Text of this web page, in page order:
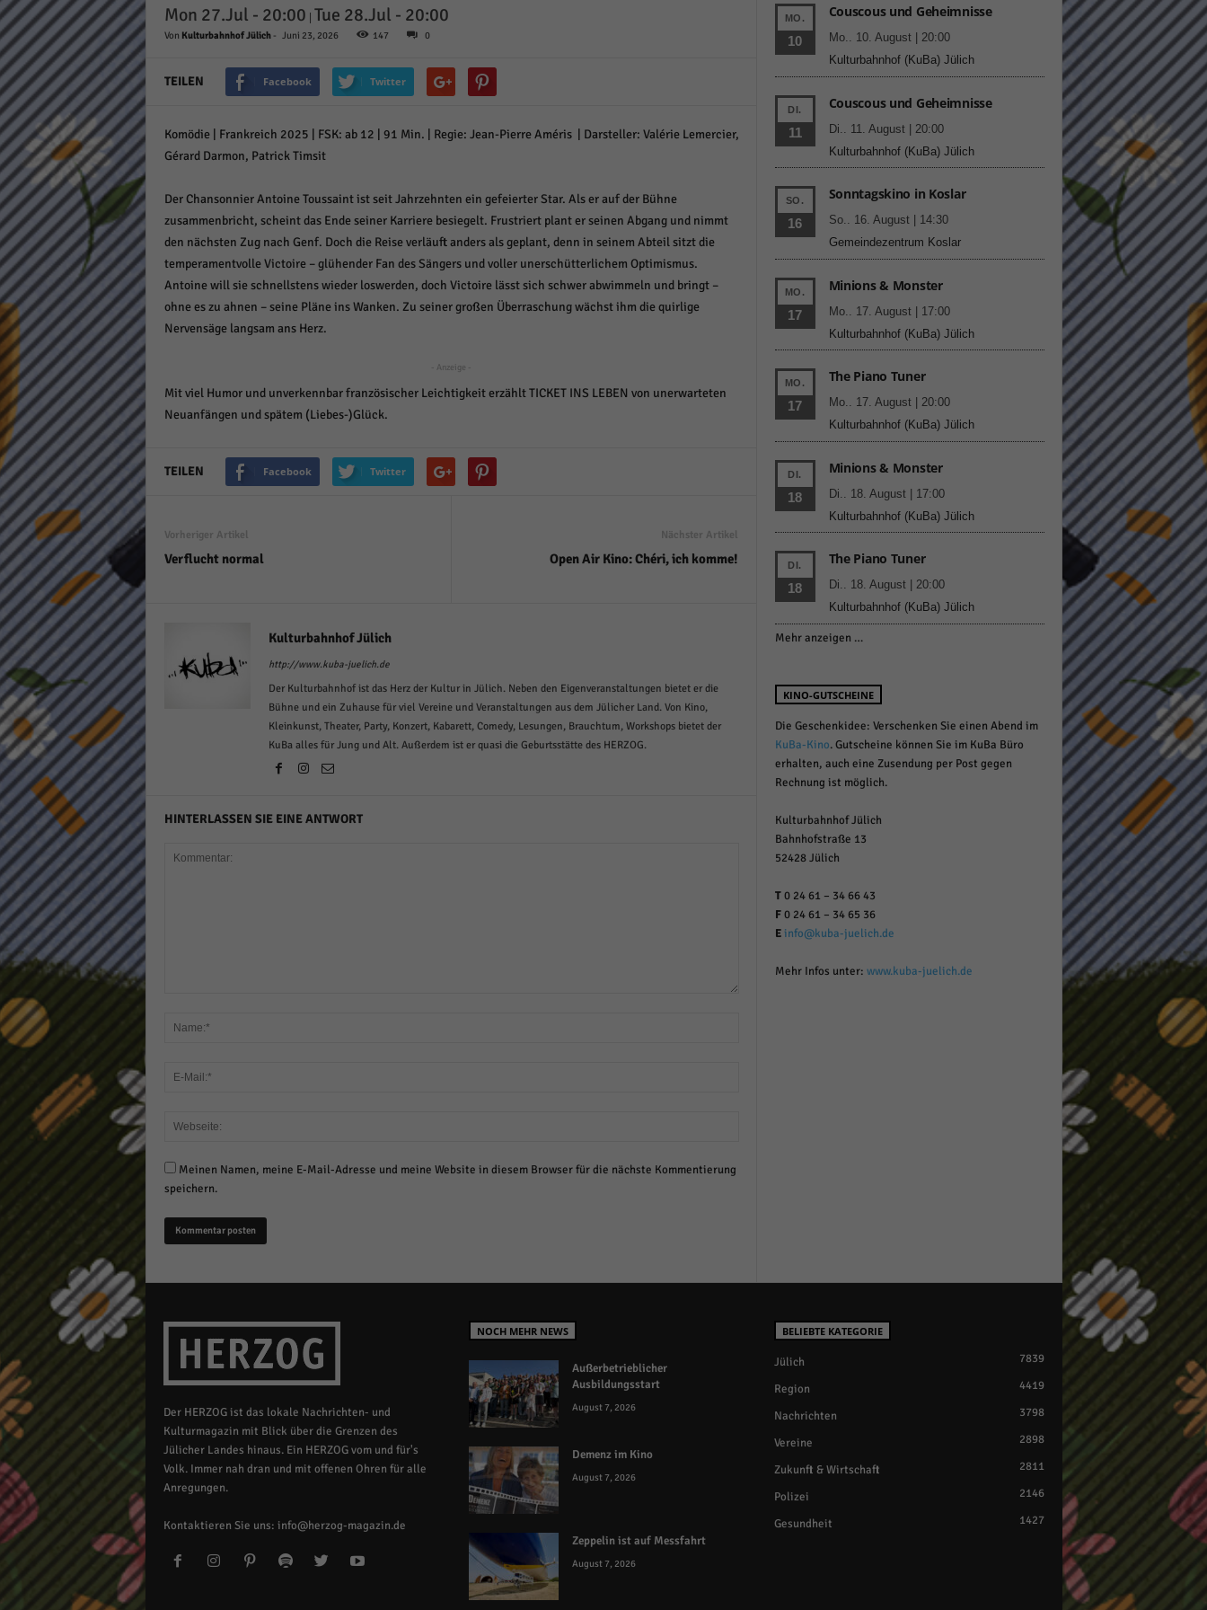
Mon 27.Jul - 20:00 Tue 28.Jul - 20:00
Von Kulturbahnhof Jülich- Juni 23, 2026 147 0
TEILEN Facebook Twitter
Komödie | Frankreich 2025 | FSK: ab 12 | 91 Min. | Regie: Jean-Pierre Améris | Darsteller: Valérie Lemercier,
Gérard Darmon, Patrick Timsit
Der Chansonnier Antoine Toussaint ist seit Jahrzehnten ein gefeierter Star. Als er auf der Bühne
zusammenbricht, scheint das Ende seiner Karriere besiegelt. Frustriert plant er seinen Abgang und nimmt
den nächsten Zug nach Genf. Doch die Reise verläuft anders als geplant, denn in seinem Abteil sitzt die
temperamentvolle Victoire – glühender Fan des Sängers und voller unerschütterlichem Optimismus.
Antoine will sie schnellstens wieder loswerden, doch Victoire lässt sich schwer abwimmeln und bringt –
ohne es zu ahnen – seine Pläne ins Wanken. Zu seiner großen Überraschung wächst ihm die quirlige
Nervensäge langsam ans Herz.
- Anzeige -
Mit viel Humor und unverkennbar französischer Leichtigkeit erzählt TICKET INS LEBEN von unerwarteten
Neuanfängen und spätem (Liebes-)Glück.
TEILEN Facebook Twitter
Vorheriger Artikel
Verflucht normal
Nächster Artikel
Open Air Kino: Chéri, ich komme!
Kulturbahnhof Jülich
http://www.kuba-juelich.de
Der Kulturbahnhof ist das Herz der Kultur in Jülich. Neben den Eigenveranstaltungen bietet er die
Bühne und ein Zuhause für viel Vereine und Veranstaltungen aus dem Jülicher Land. Von Kino,
Kleinkunst, Theater, Party, Konzert, Kabarett, Comedy, Lesungen, Brauchtum, Workshops bietet der
KuBa alles für Jung und Alt. Außerdem ist er quasi die Geburtsstätte des HERZOG.
HINTERLASSEN SIE EINE ANTWORT
Meinen Namen, meine E-Mail-Adresse und meine Website in diesem Browser für die nächste Kommentierung
speichern.
MO.
10
Couscous und Geheimnisse
Mo.. 10. August | 20:00
Kulturbahnhof (KuBa) Jülich
DI.
11
Couscous und Geheimnisse
Di.. 11. August | 20:00
Kulturbahnhof (KuBa) Jülich
SO.
16
Sonntagskino in Koslar
So.. 16. August | 14:30
Gemeindezentrum Koslar
MO.
17
Minions & Monster
Mo.. 17. August | 17:00
Kulturbahnhof (KuBa) Jülich
MO.
17
The Piano Tuner
Mo.. 17. August | 20:00
Kulturbahnhof (KuBa) Jülich
DI.
18
Minions & Monster
Di.. 18. August | 17:00
Kulturbahnhof (KuBa) Jülich
DI.
18
The Piano Tuner
Di.. 18. August | 20:00
Kulturbahnhof (KuBa) Jülich
Mehr anzeigen …
KINO-GUTSCHEINE
Die Geschenkidee: Verschenken Sie einen Abend im
KuBa-Kino. Gutscheine können Sie im KuBa Büro
erhalten, auch eine Zusendung per Post gegen
Rechnung ist möglich.
Kulturbahnhof Jülich
Bahnhofstraße 13
52428 Jülich
T0 24 61 – 34 66 43
F0 24 61 – 34 65 36
E info@kuba-juelich.de
Mehr Infos unter: www.kuba-juelich.de
Der HERZOG ist das lokale Nachrichten- und
Kulturmagazin mit Blick über die Grenzen des
Jülicher Landes hinaus. Ein HERZOG vom und für's
Volk. Immer nah dran und mit offenen Ohren für alle
Anregungen.
Kontaktieren Sie uns: info@herzog-magazin.de
NOCH MEHR NEWS
Außerbetrieblicher
Ausbildungsstart
August 7, 2026
Demenz im Kino
August 7, 2026
Zeppelin ist auf Messfahrt
August 7, 2026
BELIEBTE KATEGORIE
Jülich 7839
Region 4419
Nachrichten 3798
Vereine 2898
Zukunft & Wirtschaft 2811
Polizei 2146
Gesundheit 1427
Datenschutzeinstellungen
Essenziell (1)
Funktion der Website erforderlich.
Statistiken (1) Statistiken
Statistik Cookies erfassen Informationen anonym. Diese Informationen helfen uns zu verstehen,
Marketing (1) Marketing
Marketing-Cookies werden von Drittanbietern oder Publishern verwendet, um personalisierte
Werbung anzuzeigen. Sie tun dies, indem sie Besucher über Websites hinweg verfolgen.
Cookie-Informationen anzeigen
Externe Medien
Inhalte von Videoplattformen und Social-Media-Plattformen werden standardmäßig blockiert.
Wenn Cookies von externen Medien akzeptiert werden, bedarf der Zugriff auf diese Inhalte
keiner manuellen Einwilligung mehr.
powered by Borlabs Cookie Impressum